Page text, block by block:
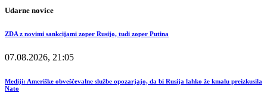
Udarne novice
ZDA z novimi sankcijami zoper Rusijo, tudi zoper Putina
07.08.2026, 21:05
Mediji: Ameriške obveščevalne službe opozarjajo, da bi Rusija lahko že kmalu preizkusila
Nato